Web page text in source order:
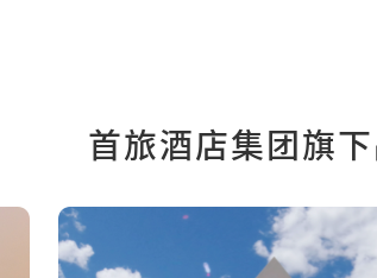
首旅酒店集团旗